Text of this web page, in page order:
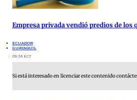
Empresa privada vendió predios de los
ECUADOR
GUAYAQUIL
09:36 ECT
Si está interesado en licenciar este contenido